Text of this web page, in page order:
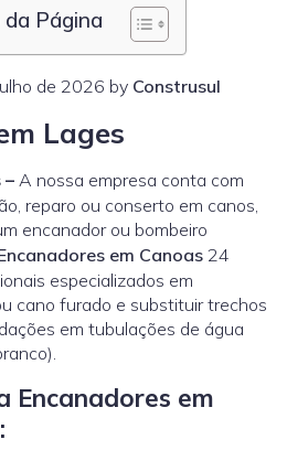
Página
de 2026 by Construsul
Lages
– A nossa empresa conta com
reparo ou conserto em canos,
encanador ou bombeiro
em Canoas 24
especializados em
cano furado e substituir trechos
em tubulações de água
Encanadores em